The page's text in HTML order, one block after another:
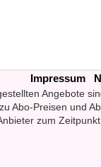
Impressum
Angebote
Abo-Preisen und
zum